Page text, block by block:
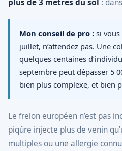
plus de 3 mètres du sol :
Mon conseil de pro : si
juillet, n’attendez pas. Une
quelques centaines
septembre peut dépasser 5
bien plus complexe, et bien
Le frelon européen n’est pas
piqûre injecte plus de venin
multiples ou une allergie